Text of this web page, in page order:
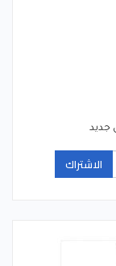
جديد
الاشتراك